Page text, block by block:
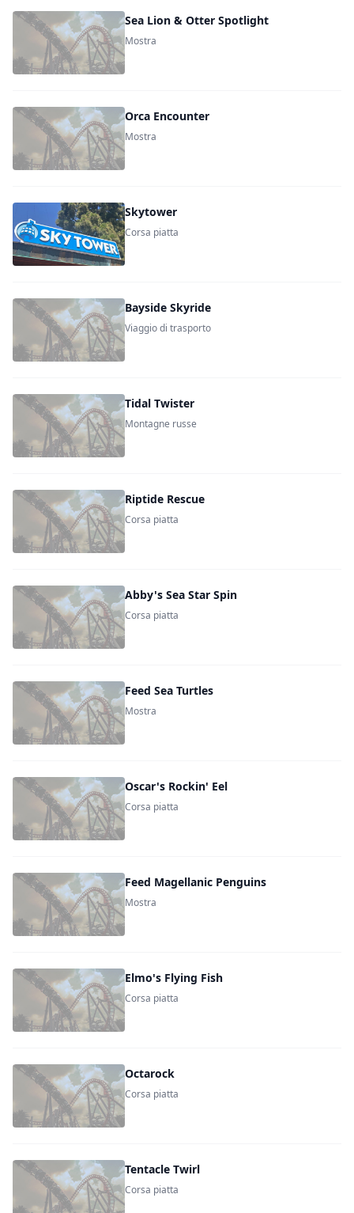
Sea Lion & Otter Spotlight
Mostra
Orca Encounter
Mostra
Skytower
Corsa piatta
Bayside Skyride
Viaggio di trasporto
Tidal Twister
Montagne russe
Riptide Rescue
Corsa piatta
Abby's Sea Star Spin
Corsa piatta
Feed Sea Turtles
Mostra
Oscar's Rockin' Eel
Corsa piatta
Feed Magellanic Penguins
Mostra
Elmo's Flying Fish
Corsa piatta
Octarock
Corsa piatta
Tentacle Twirl
Corsa piatta